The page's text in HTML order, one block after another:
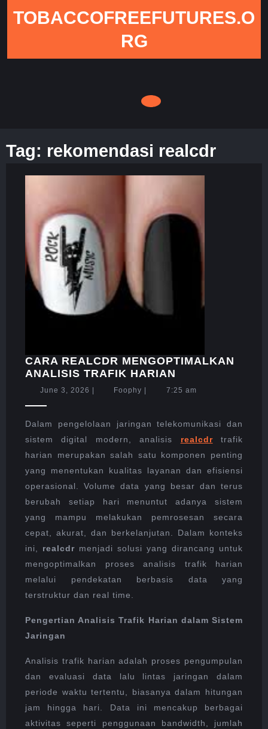
TOBACCOFREEFUTURES.O
RG
Tag: rekomendasi realcdr
CARA REALCDR MENGOPTIMALKAN
ANALISIS TRAFIK HARIAN
REALCDR
TRAFIK
HARIAN
June 3, 2026 June
Foophy Foophy7:25 am
Dalam pengelolaan jaringan telekomunikasi dan
sistem digital modern, analisis realcdrtrafik
harian merupakan salah satu komponen penting
yang menentukan kualitas layanan dan efisiensi
operasional. Volume data yang besar dan terus
berubah setiap hari menuntut adanya sistem
yang mampu melakukan pemrosesan secara
cepat, akurat, dan berkelanjutan. Dalam konteks
ini, realcdr menjadi solusi yang dirancang untuk
mengoptimalkan proses analisis trafik harian
melalui pendekatan berbasis data yang
terstruktur dan real time.
Pengertian Analisis Trafik Harian dalam Sistem
Jaringan
Analisis trafik harian adalah proses pengumpulan
dan evaluasi data lalu lintas jaringan dalam
periode waktu tertentu, biasanya dalam hitungan
jam hingga hari. Data ini mencakup berbagai
aktivitas seperti penggunaan bandwidth, jumlah